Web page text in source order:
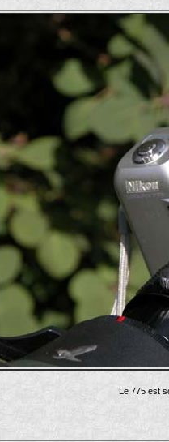
Le 775 est